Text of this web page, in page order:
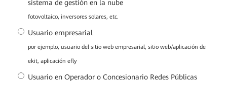
sistema de gestión en la nube
fotovoltaico, inversores solares, etc.
Usuario empresarial
por ejemplo, usuario del sitio web empresarial, sitio web/aplicación de
ekit, aplicación efly
Usuario en Operador o Concesionario Redes Públicas